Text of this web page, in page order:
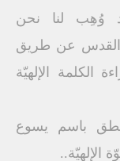
وُهِب لنا نحن
القدس عن طريق
الكلمة الإلهيّة
ننطق باسم يسوع
الإلهيّة..